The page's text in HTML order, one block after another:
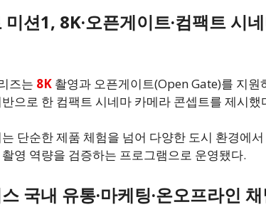
미션1, 8K·오픈게이트·컴팩트 시
즈는 8K촬영과 오픈게이트(Open Gate)를 지원
으로 한 컴팩트 시네마 카메라 콘셉트를 제시했
단순한 제품 체험을 넘어 다양한 도시 환경에
영 역량을 검증하는 프로그램으로 운영됐다.
국내 유통·마케팅·온오프라인